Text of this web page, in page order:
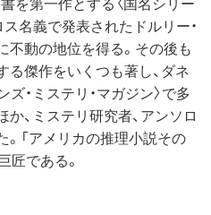
ス名義で発表されたドルリー・
不動の地位を得る。その後も
傑作をいくつも著し、ダネ
・ミステリ・マガジン〉で多
、ミステリ研究者、アンソロ
「アメリカの推理小説その
匠である。